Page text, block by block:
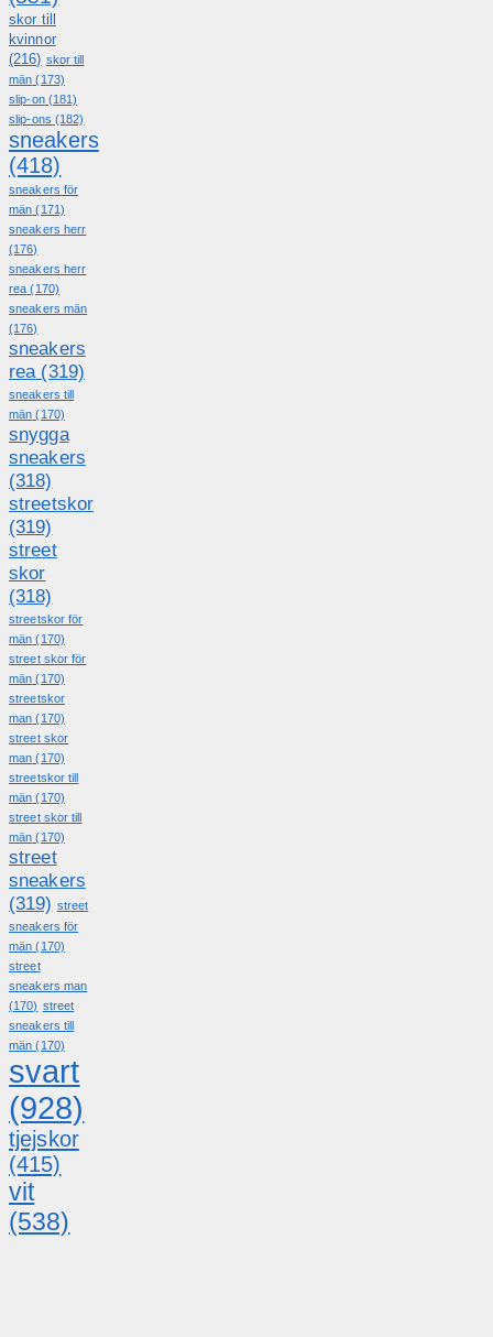
skor till
kvinnor
(216) skor till
män (173)
slip-on(181)
slip-ons (182)
sneakers
(418)
sneakers för
män (171)
sneakers herr
(176)
sneakers herr
rea (170)
sneakers män
(176)
sneakers
rea (319)
sneakers till
män (170)
snygga
sneakers
(318)
streetskor
(319)
street
skor
(318)
streetskor för
män (170)
street skor för
män (170)
streetskor
man (170)
street skor
man (170)
streetskor till
män (170)
street skor till
män (170)
street
sneakers
(319) street
sneakers för
män (170)
street
sneakers man
(170) street
sneakers till
män (170)
svart
(928)
tjejskor
(415)
vit
(538)